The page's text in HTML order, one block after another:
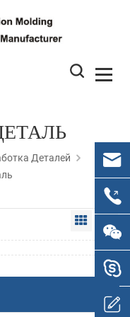
Деталей
Grid